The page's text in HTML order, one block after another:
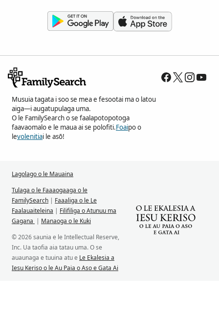
Musuia tagata i soo se mea e fesootai ma o latou
aiga—i augatupulaga uma.
O le FamilySearch o se faalapotopotoga
faavaomalo e le maua ai se polofiti.Foaipo o
levolenitiai le asō!
Lagolago o le Mauaina
Tulaga o le Faaaogaaga o le
FamilySearch | Faaaliga o le Le
Faalauaiteleina | Filifiliga o Atunuu ma
Gagana | Manaoga o le Kuki
© 2026 saunia e le Intellectual Reserve,
Inc. Ua taofia aia tatau uma. O se
auaunaga e tuuina atu e Le Ekalesia a
Iesu Keriso o le Au Paia o Aso e Gata Ai